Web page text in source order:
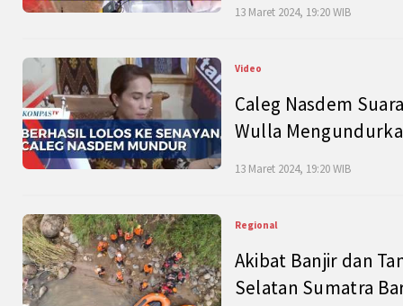
13 Maret 2024, 19:20 WIB
Video
Caleg Nasdem
Wulla
13 Maret 2024, 19:20 WIB
Regional
Akibat Banjir dan
Selatan Sumatra